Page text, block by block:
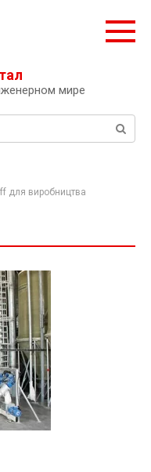
мире
для виробництва